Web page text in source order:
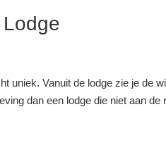
uniek. Vanuit de lodge zie je de
dan een lodge die niet aan de